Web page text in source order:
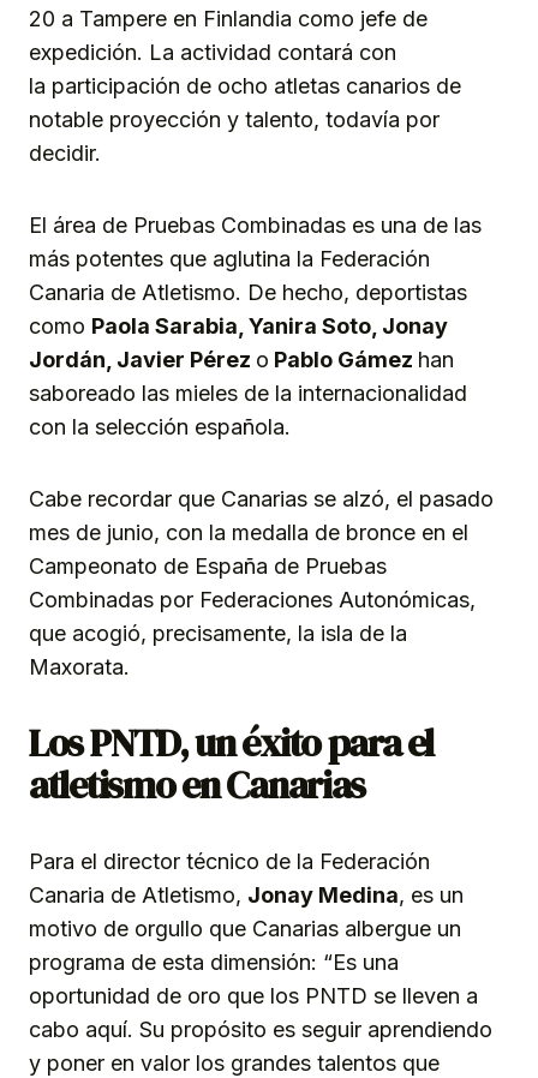
20 a Tampere en Finlandia como jefe de
expedición. La actividad contará con
la participación de ocho atletas canarios de
notable proyección y talento, todavía por
decidir.
El área de Pruebas Combinadas es una de las
más potentes que aglutina la Federación
Canaria de Atletismo. De hecho, deportistas
como Paola Sarabia, Yanira Soto, Jonay
Jordán, Javier Pérez o Pablo Gámez han
saboreado las mieles de la internacionalidad
con la selección española.
Cabe recordar que Canarias se alzó, el pasado
mes de junio, con la medalla de bronce en el
Campeonato de España de Pruebas
Combinadas por Federaciones Autonómicas,
que acogió, precisamente, la isla de la
Maxorata.
Los PNTD, un éxito para el
atletismo en Canarias
Para el director técnico de la Federación
Canaria de Atletismo, Jonay Medina, es un
motivo de orgullo que Canarias albergue un
programa de esta dimensión: “Es una
oportunidad de oro que los PNTD se lleven a
cabo aquí. Su propósito es seguir aprendiendo
y poner en valor los grandes talentos que